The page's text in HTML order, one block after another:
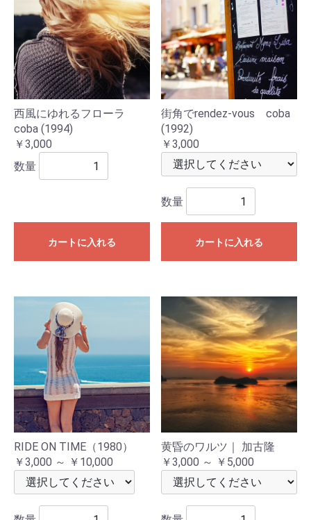
西風にゆれるフローラ
coba (1994)
￥3,000
数量
カートに入れる
街角でrendez-vous coba
(1992)
￥3,000
数量
カートに入れる
RIDE ON TIME（1980）
￥3,000 ～ ￥10,000
黄昏のワルツ｜ 加古隆
￥3,000 ～ ￥5,000